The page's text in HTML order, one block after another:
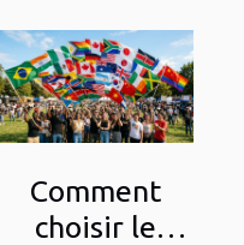
Comment
choisir le